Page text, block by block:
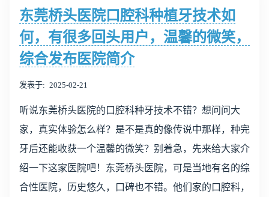
东莞桥头医院口腔科种植牙技术如
何，有很多回头用户，温馨的微笑，
综合发布医院简介
发表于 2025-02-21
听说东莞桥头医院的口腔科种牙技术不错？想问问大
家，真实体验怎么样？是不是真的像传说中那样，种完
牙后还能收获一个温馨的微笑？别着急，先来给大家介
绍一下这家医院吧！东莞桥头医院，可是当地有名的综
合性医院，历史悠久，口碑也不错。他们家的口腔科，